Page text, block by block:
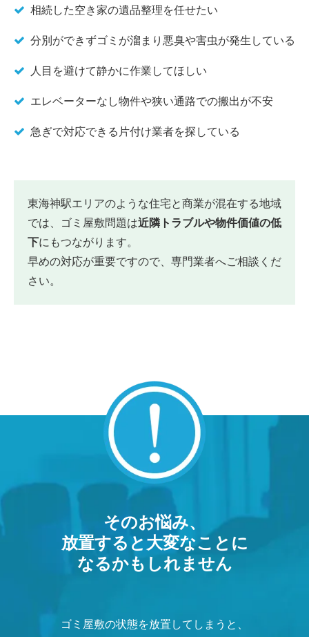
相続した空き家の遺品整理を任せたい
分別ができずゴミが溜まり悪臭や害虫が発生している
人目を避けて静かに作業してほしい
エレベーターなし物件や狭い通路での搬出が不安
急ぎで対応できる片付け業者を探している
東海神駅エリアのような住宅と商業が混在する地域
では、ゴミ屋敷問題は近隣トラブルや物件価値の低
下にもつながります。
早めの対応が重要ですので、専門業者へご相談くだ
さい。
そのお悩み、
放置すると大変なことに
なるかもしれません
ゴミ屋敷の状態を放置してしまうと、